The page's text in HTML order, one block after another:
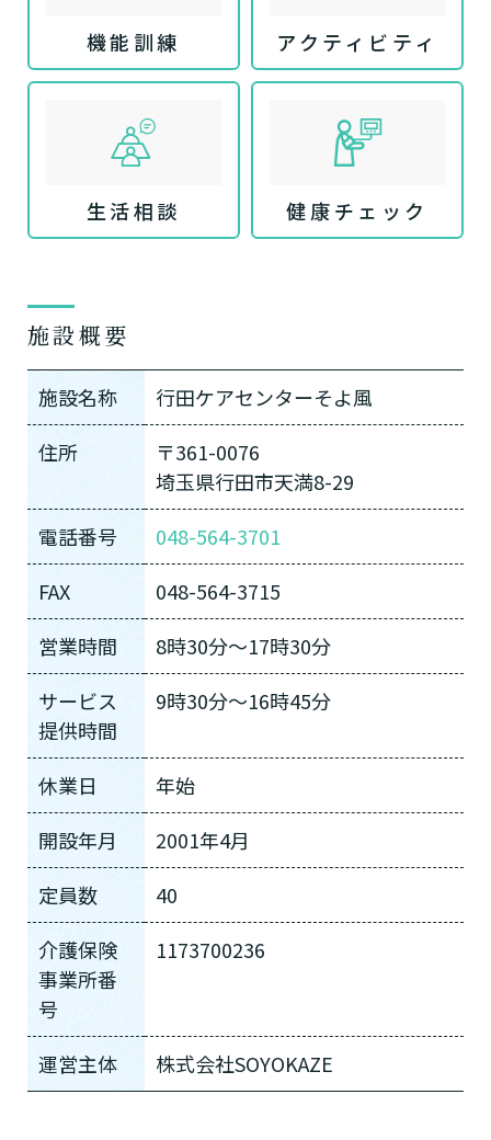
機能訓練 アクティビティ
生活相談 健康チェック
施設概要
施設名称
行田ケアセンターそよ風
住所
〒361-0076
埼玉県行田市天満8-29
電話番号
048-564-3701
FAX
048-564-3715
営業時間
8時30分〜17時30分
サービス
提供時間
9時30分〜16時45分
休業日
年始
開設年月
2001年4月
定員数
40
介護保険
事業所番
号
1173700236
運営主体 株式会社SOYOKAZE